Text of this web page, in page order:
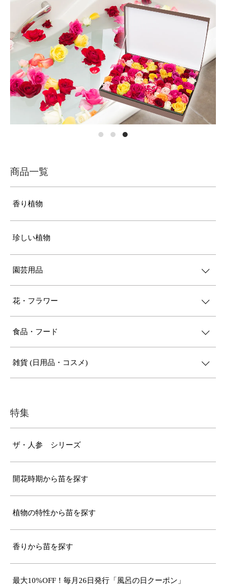
商品一覧
香り植物
珍しい植物
園芸用品
花・フラワー
食品・フード
雑貨 (日用品・コスメ)
特集
ザ・人参 シリーズ
開花時期から苗を探す
植物の特性から苗を探す
香りから苗を探す
最大10%OFF！毎月26日発行「風呂の日クーポン」